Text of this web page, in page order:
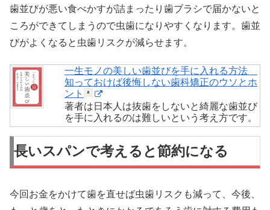
歯並びが悪い食べかすが詰まったり歯ブラシで届かないと
ころができてしまうので虫歯になりやすくなります。歯並
びがよくなると虫歯リスクが減らせます。
一生モノの美しい歯並びを手に入れる方法
知っておけば後悔しない歯科矯正のウソとホ
ント
著者は日本人は抜歯をしないと綺麗な歯並び
を手に入れるのは難しいという考え方です。
長いスパンで考えると節約になる
今回お金をかけて歯を直せば虫歯リスクも減って、今後、